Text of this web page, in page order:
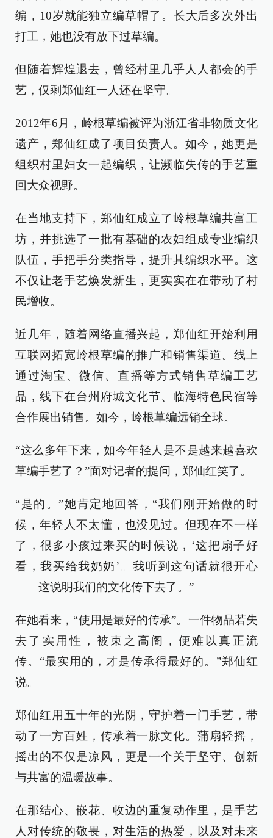
编，10岁就能独立编草帽了。长大后多次外出
打工，她也没有放下过草编。
但随着辉煌退去，曾经村里几乎人人都会的手
艺，仅剩郑仙红一人还在坚守。
2012年6月，岭根草编被评为浙江省非物质文化
遗产，郑仙红成了项目负责人。如今，她更是
组织村里妇女一起编织，让濒临失传的手艺重
回大众视野。
在当地支持下，郑仙红成立了岭根草编共富工
坊，并挑选了一批有基础的农妇组成专业编织
队伍，手把手分类指导，提升其编织水平。这
不仅让老手艺焕发新生，更实实在在带动了村
民增收。
近几年，随着网络直播兴起，郑仙红开始利用
互联网拓宽岭根草编的推广和销售渠道。线上
通过淘宝、微信、直播等方式销售草编工艺
品，线下在台州府城文化节、临海特色民宿等
合作展出销售。如今，岭根草编远销全球。
“这么多年下来，如今年轻人是不是越来越喜欢
草编手艺了？”面对记者的提问，郑仙红笑了。
“是的。”她肯定地回答，“我们刚开始做的时
候，年轻人不太懂，也没见过。但现在不一样
了，很多小孩过来买的时候说，‘这把扇子好
看，我买给我奶奶’。我听到这句话就很开心
——这说明我们的文化传下去了。”
在她看来，“使用是最好的传承”。一件物品若失
去了实用性，被束之高阁，便难以真正流
传。“最实用的，才是传承得最好的。”郑仙红
说。
郑仙红用五十年的光阴，守护着一门手艺，带
动了一方百姓，传承着一脉文化。蒲扇轻摇，
摇出的不仅是凉风，更是一个关于坚守、创新
与共富的温暖故事。
在那结心、嵌花、收边的重复动作里，是手艺
人对传统的敬畏，对生活的热爱，以及对未来